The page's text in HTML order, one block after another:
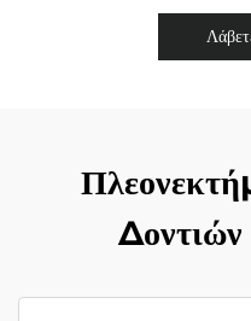
Δοντιών